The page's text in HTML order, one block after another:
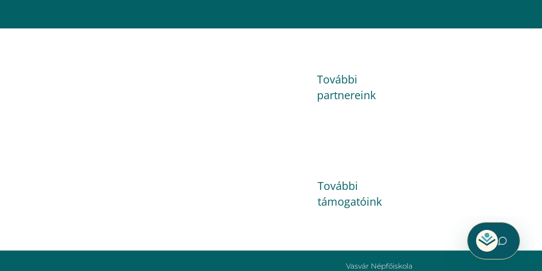
További
partnereink
További
támogatóink
Vasvár Népfőiskola